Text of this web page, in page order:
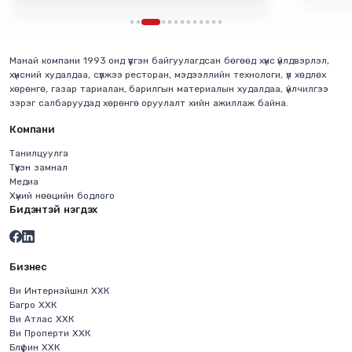
Манай компани 1993 онд үүсгэн байгуулагдсан бөгөөд хүнс үйлдвэрлэл,
хүнсний худалдаа, сүлжээ ресторан, мэдээллийн технологи, үл хөдлөх
хөрөнгө, газар тариалан, барилгын материалын худалдаа, үйлчилгээ
зэрэг салбаруудад хөрөнгө оруулалт хийн ажиллаж байна.
Компани
Танилцуулга
Түүхэн замнал
Медиа
Хүний нөөцийн бодлого
Бидэнтэй нэгдэх
Бизнес
Ви Интернэйшнл ХХК
Багро ХХК
Ви Атлас ХХК
Ви Проперти ХХК
Блүфин ХХК